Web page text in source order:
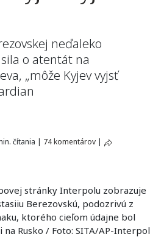
neďaleko
o atentát na
„môže Kyjev vyjsť
čítania | 74 komentárov |
stránky Interpolu zobrazuje
Berezovskú, podozrivú z
ktorého cieľom údajne bol
Rusko / Foto: SITA/AP-Interpol